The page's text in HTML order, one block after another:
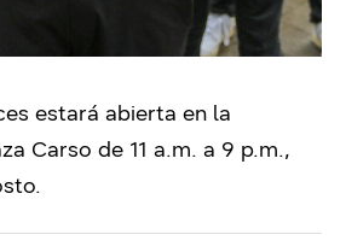
estará abierta en la
Carso de 11 a.m. a 9 p.m.,